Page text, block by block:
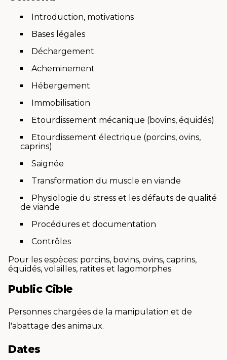
Introduction, motivations
Bases légales
Déchargement
Acheminement
Hébergement
Immobilisation
Etourdissement mécanique (bovins, équidés)
Etourdissement électrique (porcins, ovins,
caprins)
Saignée
Transformation du muscle en viande
Physiologie du stress et les défauts de qualité
de viande
Procédures et documentation
Contrôles
Pour les espèces: porcins, bovins, ovins, caprins,
équidés, volailles, ratites et lagomorphes
Public Cible
Personnes chargées de la manipulation et de
l'abattage des animaux.
Dates